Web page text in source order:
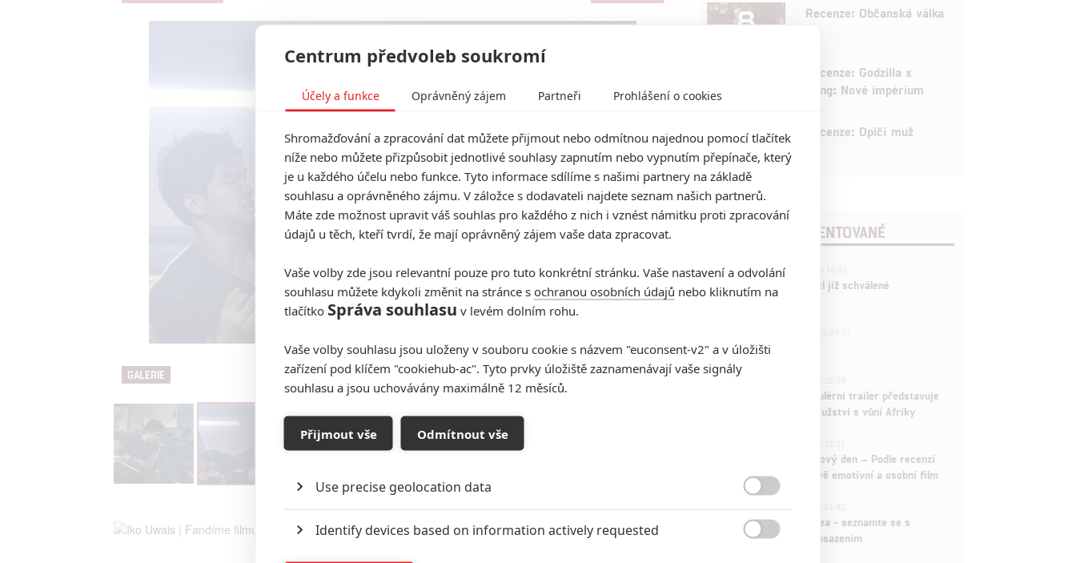
GALERIE
8 Recenze: Občanská válka
Recenze: Godzilla x
Kong: Nové impérium
8 Recenze: Opičí muž
POSLEDNÍ KOMENTOVANÉ
3 ČLÁNEK | 01.08.2026 16:40
Marvel nečekaně zrušil již schválené
pokračování
拆彈專家
1
Děti krve a kostí: Regulérní trailer představuje
akční fantasy dobrodružství s vůní Afriky
Spider-Man: Zbrusu nový den – Podle recenzí
máme čekat překvapivě emotivní a osobní film
Velké preview: Odyssea - seznamte se s
maximálně nabitým obsazením
Centrum předvoleb soukromí
Účely a funkce Oprávněný zájem Partneři Prohlášení o cookies
Shromažďování a zpracování dat můžete přijmout nebo odmítnou najednou pomocí tlačítek
níže nebo můžete přizpůsobit jednotlivé souhlasy zapnutím nebo vypnutím přepínače, který
je u každého účelu nebo funkce. Tyto informace sdílíme s našimi partnery na základě
souhlasu a oprávněného zájmu. V záložce s dodavateli najdete seznam našich partnerů.
Máte zde možnost upravit váš souhlas pro každého z nich i vznést námitku proti zpracování
údajů u těch, kteří tvrdí, že mají oprávněný zájem vaše data zpracovat.
Vaše volby zde jsou relevantní pouze pro tuto konkrétní stránku. Vaše nastavení a odvolání
souhlasu můžete kdykoli změnit na stránce s ochranou osobních údajů nebo kliknutím na
tlačítko Správa souhlasu v levém dolním rohu.
Vaše volby souhlasu jsou uloženy v souboru cookie s názvem "euconsent-v2" a v úložišti
zařízení pod klíčem "cookiehub-ac". Tyto prvky úložiště zaznamenávají vaše signály
souhlasu a jsou uchovávány maximálně 12 měsíců.
Přijmout vše Odmítnout vše
Use precise geolocation data
Identify devices based on information actively requested